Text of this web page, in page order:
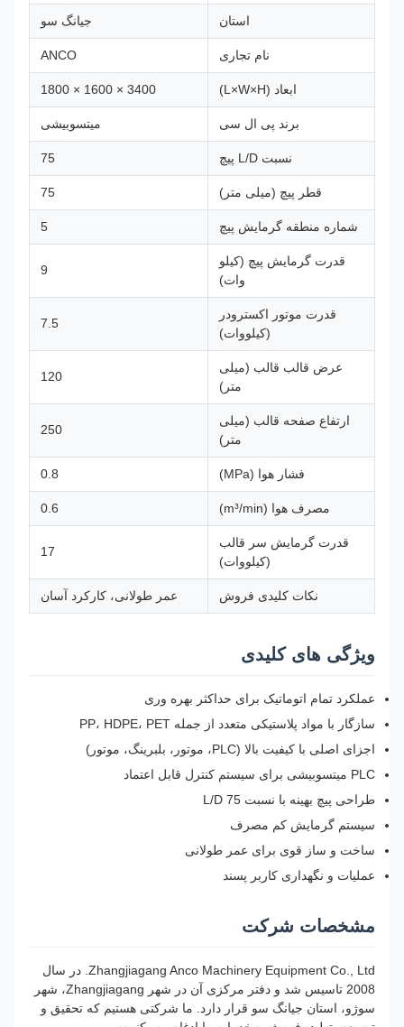
استان جیانگ سو
نام تجاری ANCO
ابعاد (L×W×H)
برند پی ال ​​سی میتسوبیشی
نسبت L/D پیچ
قطر پیچ (میلی متر)
شماره منطقه گرمایش پیچ
قدرت گرمایش پیچ (کیلو
قدرت موتور اکسترودر
(کیلووات)
عرض قالب قالب (میلی
ارتفاع صفحه قالب (میلی
فشار هوا (MPa)
مصرف هوا (m³/min)
قدرت گرمایش سر قالب
(کیلووات)
نکات کلیدی فروش عمر طولانی، کارکرد آسان
ویژگی های کلیدی
عملکرد تمام اتوماتیک برای حداکثر بهره وری
سازگار با مواد پلاستیکی متعدد از جمله PP، HDPE، PET
اجزای اصلی با کیفیت بالا (PLC، موتور، بلبرینگ، موتور)
PLC میتسوبیشی برای سیستم کنترل قابل اعتماد
طراحی پیچ بهینه با نسبت L/D 75
سیستم گرمایش کم مصرف
ساخت و ساز قوی برای عمر طولانی
عملیات و نگهداری کاربر پسند
مشخصات شرکت
Zhangjiagang Anco Machinery Equipment Co., Ltd. در سال
2008 تاسیس شد و دفتر مرکزی آن در شهر Zhangjiagang، شهر
سوژو، استان جیانگ سو قرار دارد. ما شرکتی هستیم که تحقیق و